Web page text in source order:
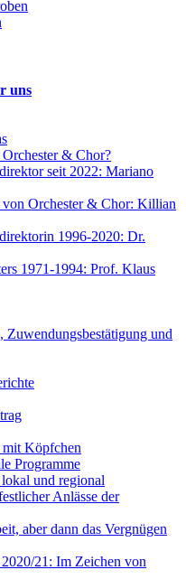
uns
& Chor?
seit 2022: Mariano
Orchester & Chor: Killian
1996-2020: Dr.
1971-1994: Prof. Klaus
Zuwendungsbestätigung und
mit Köpfchen
Programme
und regional
Anlässe der
aber dann das Vergnügen
21: Im Zeichen von